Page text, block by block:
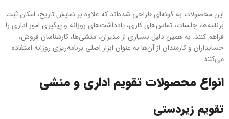
این محصولات به گونه‌ای طراحی شده‌اند که علاوه بر نمایش تاریخ، امکان ثبت
برنامه‌ها، جلسات، تماس‌های کاری، یادداشت‌های روزانه و پیگیری امور اداری را
فراهم کنند. به همین دلیل بسیاری از مدیران، منشی‌ها، کارشناسان فروش،
حسابداران و کارمندان از آن‌ها به عنوان ابزار اصلی برنامه‌ریزی روزانه استفاده
می‌کنند.
انواع محصولات تقویم اداری و منشی
تقویم زیردستی